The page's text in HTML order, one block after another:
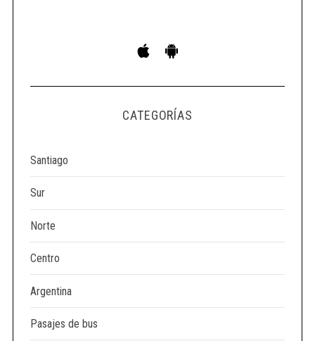
CATEGORÍAS
Santiago
Sur
Norte
Centro
Argentina
Pasajes de bus
r
: